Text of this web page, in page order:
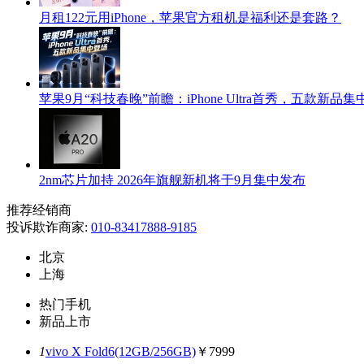
月租122元用iPhone，苹果官方租机是福利还是套路？
苹果9月“科技春晚”前瞻：iPhone Ultra首秀，五款新品集
2nm芯片加持 2026年旗舰新机将于9月集中发布
推荐经销商
投诉欺诈商家: 010-83417888-9185
北京
上海
热门手机
新品上市
1vivo X Fold6(12GB/256GB) ￥7999